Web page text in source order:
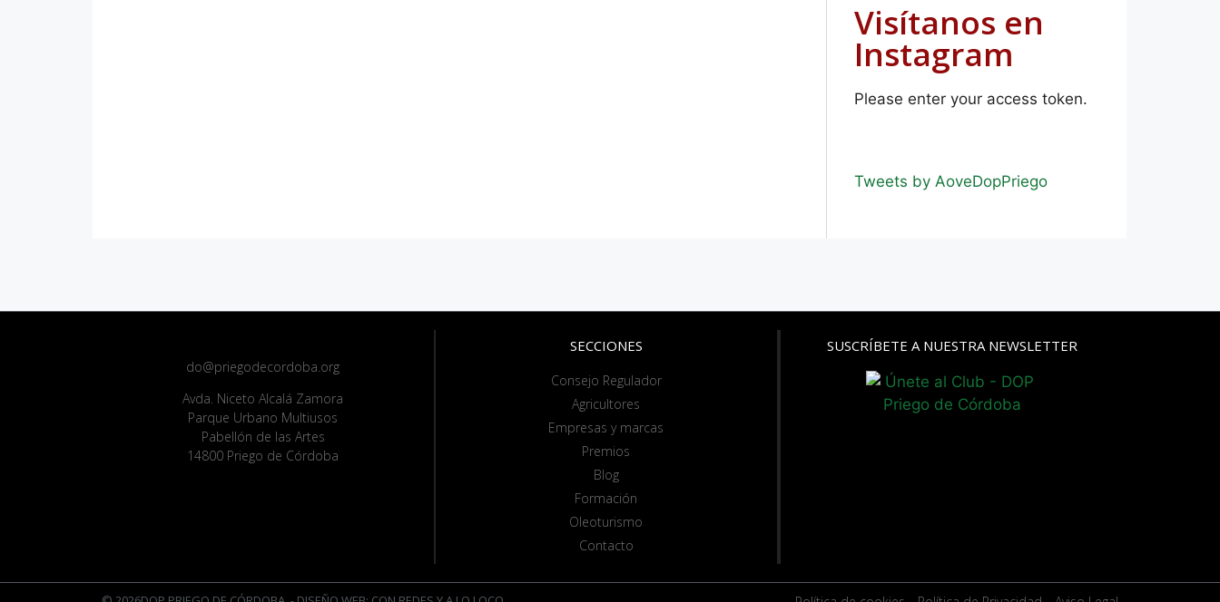
Visítanos en
Instagram
Please enter your access token.
Tweets by AoveDopPriego
do@priegodecordoba.org
Avda. Niceto Alcalá Zamora
Parque Urbano Multiusos
Pabellón de las Artes
14800 Priego de Córdoba
SECCIONES
Consejo Regulador
Agricultores
Empresas y marcas
Premios
Blog
Formación
Oleoturismo
Contacto
SUSCRÍBETE A NUESTRA NEWSLETTER